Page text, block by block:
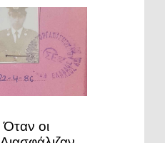
οι